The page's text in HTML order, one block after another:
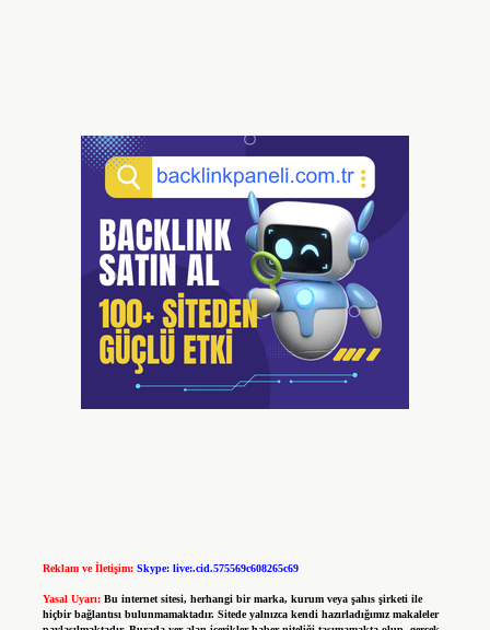
Reklam ve İletişim: Skype: live:.cid.575569c608265c69
Yasal Uyarı: Bu internet sitesi, herhangi bir marka, kurum veya şahıs şirketi ile
hiçbir bağlantısı bulunmamaktadır. Sitede yalnızca kendi hazırladığımız makaleler